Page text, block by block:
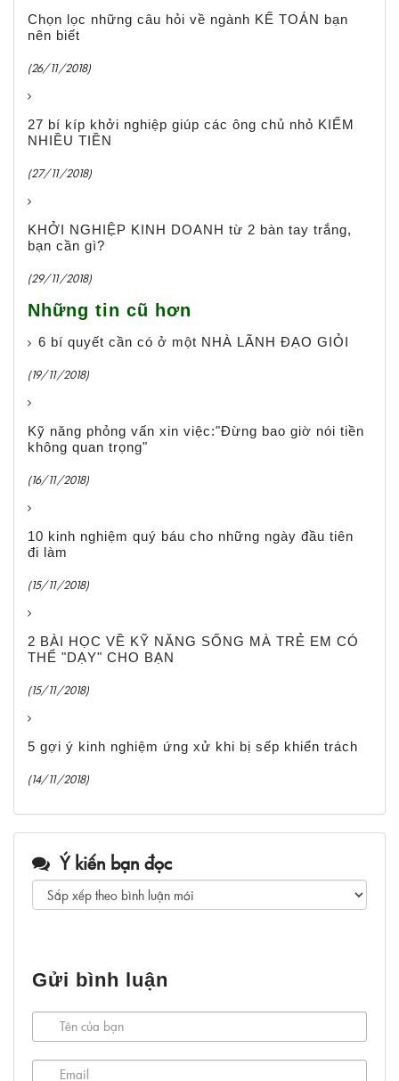
Chọn lọc những câu hỏi về ngành KẾ TOÁN bạn
nên biết
(26/11/2018)
27 bí kíp khởi nghiệp giúp các ông chủ nhỏ KIẾM
NHIỀU TIỀN
(27/11/2018)
KHỞI NGHIỆP KINH DOANH từ 2 bàn tay trắng,
bạn cần gì?
(29/11/2018)
Những tin cũ hơn
6 bí quyết cần có ở một NHÀ LÃNH ĐẠO GIỎI
(19/11/2018)
Kỹ năng phỏng vấn xin việc:"Đừng bao giờ nói tiền
không quan trọng"
(16/11/2018)
10 kinh nghiệm quý báu cho những ngày đầu tiên
đi làm
(15/11/2018)
2 BÀI HỌC VỀ KỸ NĂNG SỐNG MÀ TRẺ EM CÓ
THỂ "DẠY" CHO BẠN
(15/11/2018)
5 gợi ý kinh nghiệm ứng xử khi bị sếp khiển trách
(14/11/2018)
Ý kiến bạn đọc
Gửi bình luận